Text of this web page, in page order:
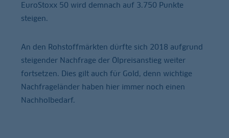
EuroStoxx 50 wird demnach auf 3.750 Punkte
steigen.
An den Rohstoffmärkten dürfte sich 2018 aufgrund
steigender Nachfrage der Ölpreisanstieg weiter
fortsetzen. Dies gilt auch für Gold, denn wichtige
Nachfrageländer haben hier immer noch einen
Nachholbedarf.